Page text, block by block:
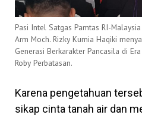
Pasi Intel Satgas Pamtas RI-
Arm Moch. Rizky Kurnia Haqiki
Generasi Berkarakter Pancasila di
Roby Perbatasan.
Karena pengetahuan
sikap cinta tanah air dan